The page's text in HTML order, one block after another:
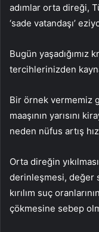
adımlar orta direği,
‘sade vatandaşı’
Bugün yaşadığımız
tercihlerinizden
Bir örnek vermemiz
maaşının yarısını
neden nüfus artış
Orta direğin
derinleşmesi, değer
kırılım suç
çökmesine sebep